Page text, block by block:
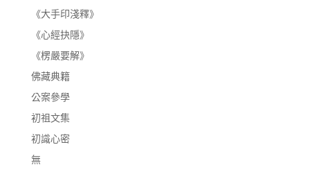
《大手印淺釋》
《心經抉隱》
《楞嚴要解》
佛藏典籍
公案參學
初祖文集
初識心密
無